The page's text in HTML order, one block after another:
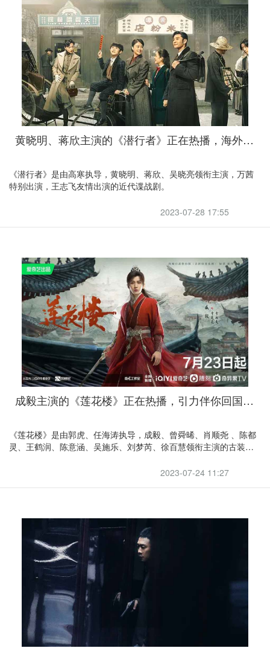
黄晓明、蒋欣主演的《潜行者》正在热播，海外观众不要错过
《潜行者》是由高寒执导，黄晓明、蒋欣、吴晓亮领衔主演，万茜
特别出演，王志飞友情出演的近代谍战剧。
2023-07-28 17:55
成毅主演的《莲花楼》正在热播，引力伴你回国追剧
《莲花楼》是由郭虎、任海涛执导，成毅、曾舜晞、肖顺尧 、陈都
灵、王鹤润、陈意涵、吴施乐、刘梦芮、徐百慧领衔主演的古装武
2023-07-24 11:27